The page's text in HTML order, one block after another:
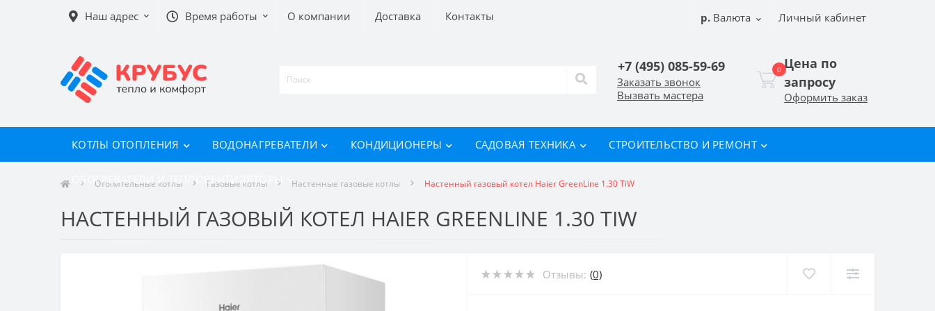
Наш адрес Время работы О компании Доставка Контакты р. Валюта Личный кабинет
+7 (495) 085-59-69
Заказать звонок
Вызвать мастера
0 Цена по
запросу
Оформить заказ
КОТЛЫ ОТОПЛЕНИЯ ВОДОНАГРЕВАТЕЛИ КОНДИЦИОНЕРЫ САДОВАЯ ТЕХНИКА СТРОИТЕЛЬСТВО И РЕМОНТ
ОБОГРЕВАТЕЛИ И ТЕПЛОВЕНТИЛЯТОРЫ
Отопительные котлы Газовые котлы Настенные газовые котлы Настенный газовый котел Haier GreenLine 1.30 TiW
НАСТЕННЫЙ ГАЗОВЫЙ КОТЕЛ HAIER GREENLINE 1.30 TIW
Отзывы: (0)